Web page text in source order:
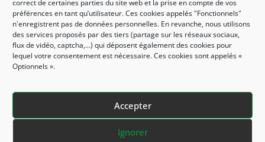
correct de certaines parties du site web et la prise en compte de vos
préférences en tant qu’utilisateur. Ces cookies appelés "Fonctionnels"
n'enregistrent pas de données personnelles. En revanche, nous utilisons
des services proposés par des tiers (partage sur les réseaux sociaux,
flux de vidéo, captcha,...) qui déposent également des cookies pour
lequel votre consentement est nécessaire. Ces cookies sont appelés «
Optionnels ».
Accepter
Ignorer